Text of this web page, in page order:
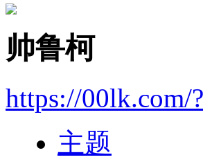
帅鲁柯
https://00lk.com/
主题